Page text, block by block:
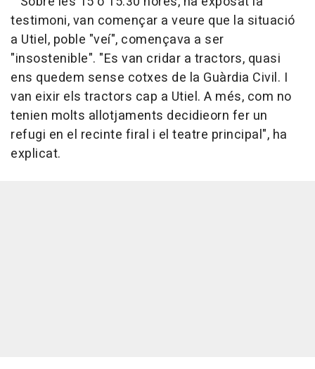
testimoni, van començar a veure que la situació
a Utiel, poble "veí", començava a ser
"insostenible". "Es van cridar a tractors, quasi
ens quedem sense cotxes de la Guàrdia Civil. I
van eixir els tractors cap a Utiel. A més, com no
tenien molts allotjaments decidieorn fer un
refugi en el recinte firal i el teatre principal", ha
explicat.